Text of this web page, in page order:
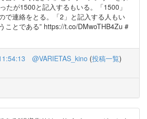
たが1500と記入するもいる。「1500」
で連絡をとる。「2」と記入する人もい
ことである” https://t.co/DMwoTHB4Zu #
@VARIETAS_kino (投稿一覧)